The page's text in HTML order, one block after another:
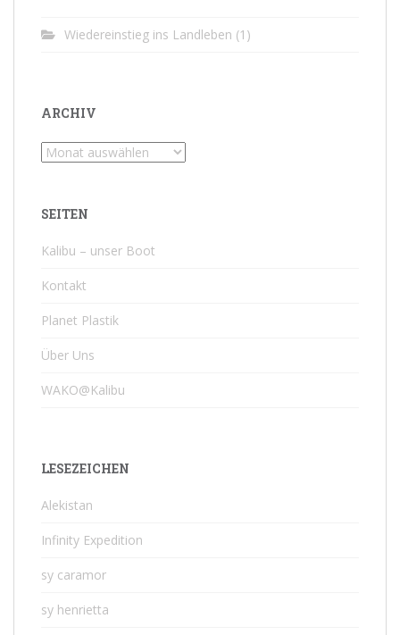
Wiedereinstieg ins Landleben (1)
ARCHIV
Archiv
SEITEN
Kalibu – unser Boot
Kontakt
Planet Plastik
Über Uns
WAKO@Kalibu
LESEZEICHEN
Alekistan
Infinity Expedition
sy caramor
sy henrietta